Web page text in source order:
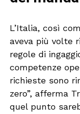
L’Italia, così
aveva più volte
regole di
competenze
richieste sono
zero”, afferma
quel punto